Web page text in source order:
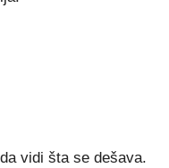
vidi šta se dešava.